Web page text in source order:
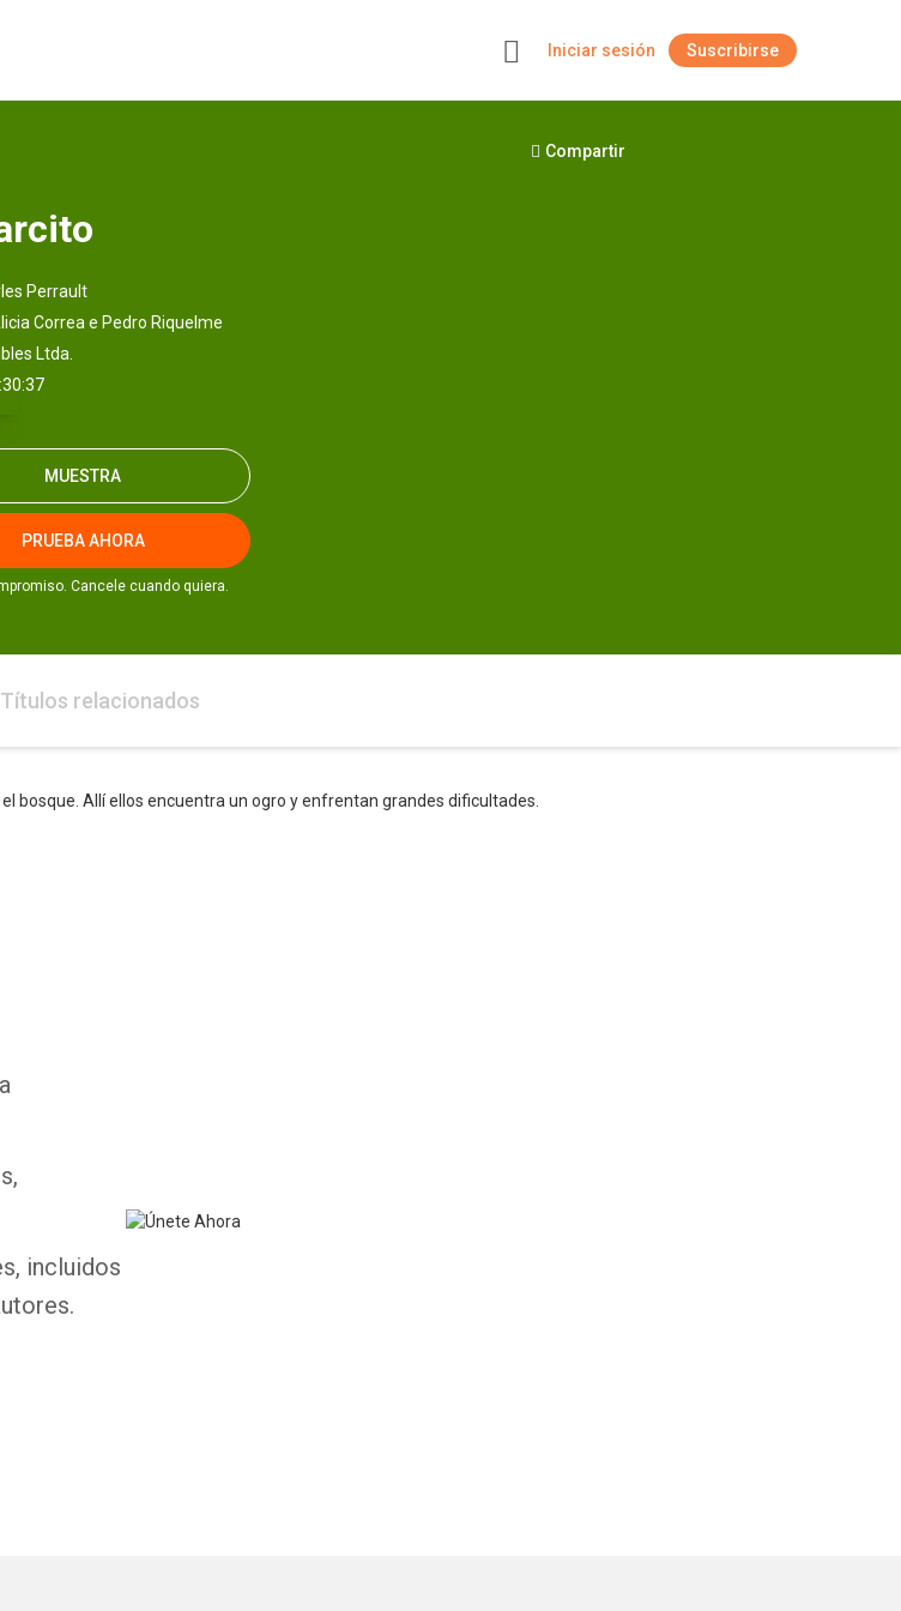
Iniciar sesión Suscribirse
Compartir
Perrault
Correa e Pedro Riquelme
Ltda.
MUESTRA
PRUEBA AHORA
Cancele cuando quiera.
Títulos relacionados
bosque. Allí ellos encuentra un ogro y enfrentan grandes dificultades.
incluidos